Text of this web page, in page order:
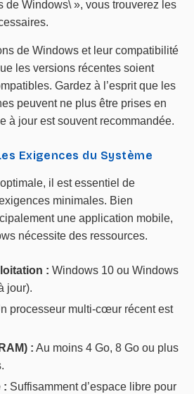
de Windows\ », vous trouverez les
de Windows et leur compatibilité
les versions récentes soient
Gardez à l’esprit que les
peuvent ne plus être prises en
à jour est souvent recommandée.
Exigences du Système
il est essentiel de
minimales. Bien
une application mobile,
nécessite des ressources.
: Windows 10 ou Windows
jour).
processeur multi-cœur récent est
: Au moins 4 Go, 8 Go ou plus
: Suffisamment d’espace libre pour